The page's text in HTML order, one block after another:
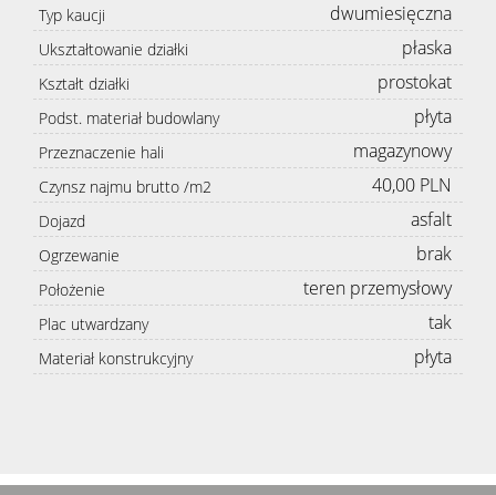
Typ kaucji dwumiesięczna
Ukształtowanie działki płaska
Kształt działki prostokat
Podst. materiał budowlany płyta
Przeznaczenie hali magazynowy
Czynsz najmu brutto /m2 40,00 PLN
Dojazd asfalt
Ogrzewanie brak
Położenie teren przemysłowy
Plac utwardzany tak
Materiał konstrukcyjny płyta